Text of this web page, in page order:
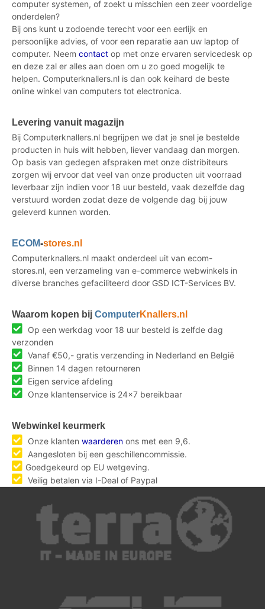
computer systemen, of zoekt u misschien een zeer voordelige
onderdelen?
Bij ons kunt u zodoende terecht voor een eerlijk en
persoonlijke advies, of voor een reparatie aan uw laptop of
computer. Neem contact op met onze ervaren servicedesk op
en deze zal er alles aan doen om u zo goed mogelijk te
helpen. Computerknallers.nl is dan ook keihard de beste
online winkel van computers tot electronica.
Levering vanuit magazijn
Bij Computerknallers.nl begrijpen we dat je snel je bestelde
producten in huis wilt hebben, liever vandaag dan morgen.
Op basis van gedegen afspraken met onze distribiteurs
zorgen wij ervoor dat veel van onze producten uit voorraad
leverbaar zijn indien voor 18 uur besteld, vaak dezelfde dag
verstuurd worden zodat deze de volgende dag bij jouw
geleverd kunnen worden.
ECOM-stores.nl
Computerknallers.nl maakt onderdeel uit van ecom-
stores.nl, een verzameling van e-commerce webwinkels in
diverse branches gefaciliteerd door GSD ICT-Services BV.
Waarom kopen bij ComputerKnallers.nl
Op een werkdag voor 18 uur besteld is zelfde dag
verzonden
Vanaf €50,- gratis verzending in Nederland en België
Binnen 14 dagen retourneren
Eigen service afdeling
Onze klantenservice is 24x7 bereikbaar
Webwinkel keurmerk
Onze klanten waarderen ons met een 9,6.
Aangesloten bij een geschillencommissie.
Goedgekeurd op EU wetgeving.
Veilig betalen via I-Deal of Paypal